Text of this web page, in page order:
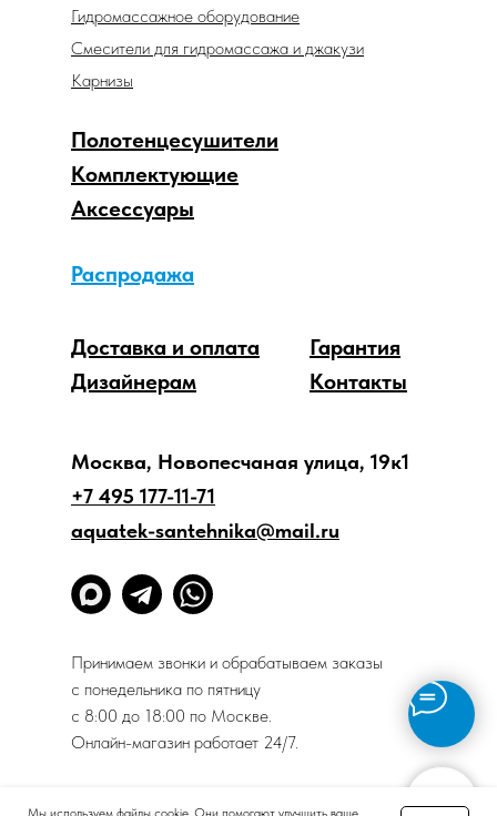
Мы используем файлы cookie. Они помогают улучшить ваше
Аксессуары
Распродажа
Комплектующие
Дизайнерам
Доставка и оплата
Гарантия
Контакты
Гидромассажное оборудование
Смесители для гидромассажа и джакузи
Карнизы
Полотенцесушители
Политика конфиденциальности
Москва, Новопесчаная улица, 19к1
+7 495 177-11-71
aquatek-santehnika@mail.ru
Принимаем звонки и обрабатываем заказы
с понедельника по пятницу
с 8:00 до 18:00 по Москве.
Онлайн-магазин работает 24/7.